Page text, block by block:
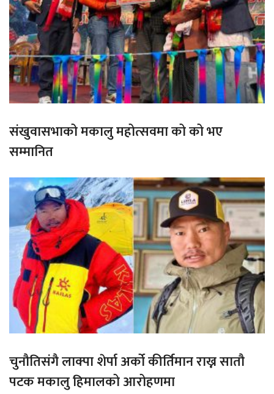
संखुवासभाको मकालु महोत्सवमा को को भए
सम्मानित
चुनौतिसंगै लाक्पा शेर्पा अर्को कीर्तिमान राख्न सातौ
पटक मकालु हिमालको आरोहणमा